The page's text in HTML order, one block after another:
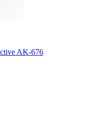
AK-676